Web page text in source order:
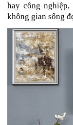
hay công
không gian sống